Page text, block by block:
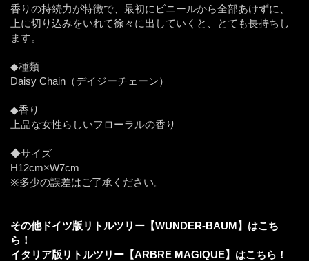
香りの持続力が特徴で、最初にビニールから全部あけずに、
上に切り込みをいれて徐々に出していくと、とても長持ちし
ます。
◆種類
Daisy Chain（デイジーチェーン）
◆香り
上品な女性らしいフローラルの香り
◆サイズ
H12cm×W7cm
※多少の誤差はご了承ください。
その他ドイツ版リトルツリー【WUNDER-BAUM】はこち
ら！
イタリア版リトルツリー【ARBRE MAGIQUE】はこちら！